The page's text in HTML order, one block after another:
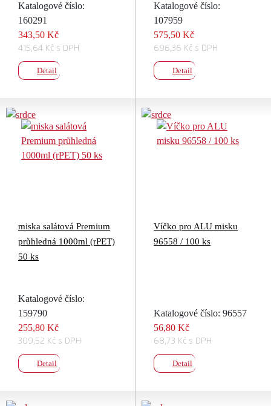
Katalogové číslo:
160291
343,50 Kč
415,64 Kč s DPH
Detail
Katalogové číslo:
107959
575,50 Kč
696,36 Kč s DPH
Detail
miska salátová Premium
průhledná 1000ml (rPET)
50 ks
Katalogové číslo:
159790
255,80 Kč
309,52 Kč s DPH
Detail
Víčko pro ALU misku
96558 / 100 ks
Katalogové číslo: 96557
56,80 Kč
68,73 Kč s DPH
Detail